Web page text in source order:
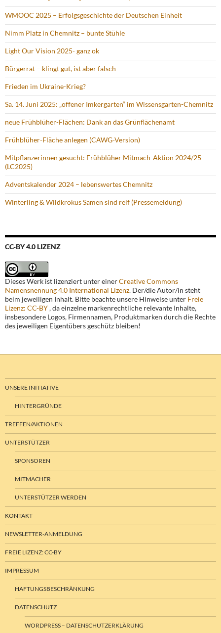
WMOOC 2025 – Erfolgsgeschichte der Deutschen Einheit
Nimm Platz in Chemnitz – bunte Stühle
Light Our Vision 2025- ganz ok
Bürgerrat – klingt gut, ist aber falsch
Frieden im Ukraine-Krieg?
Sa. 14. Juni 2025: „offener Imkergarten“ im Wissensgarten-Chemnitz
neue Frühblüher-Flächen: Dank an das Grünflächenamt
Frühblüher-Fläche anlegen (CAWG-Version)
Mitpflanzerinnen gesucht: Frühblüher Mitmach-Aktion 2024/25
(LC2025)
Adventskalender 2024 – lebenswertes Chemnitz
Winterling & Wildkrokus Samen sind reif (Pressemeldung)
CC-BY 4.0 LIZENZ
Dieses Werk ist lizenziert unter einerCreative Commons
Namensnennung 4.0 International Lizenz. Der/die Autor/in steht
beim jeweiligen Inhalt. Bitte beachte unsere Hinweise unter Freie
Lizenz: CC-BY, da einzelne markenrechtliche relevante Inhalte,
insbesondere Logos, Firmennamen, Produktmarken durch die Rechte
des jeweiligen Eigentübers geschütz bleiben!
UNSERE INITIATIVE
HINTERGRÜNDE
TREFFEN/AKTIONEN
UNTERSTÜTZER
SPONSOREN
MITMACHER
UNTERSTÜTZER WERDEN
KONTAKT
NEWSLETTER-ANMELDUNG
FREIE LIZENZ: CC-BY
IMPRESSUM
HAFTUNGSBESCHRÄNKUNG
DATENSCHUTZ
WORDPRESS – DATENSCHUTZERKLÄRUNG